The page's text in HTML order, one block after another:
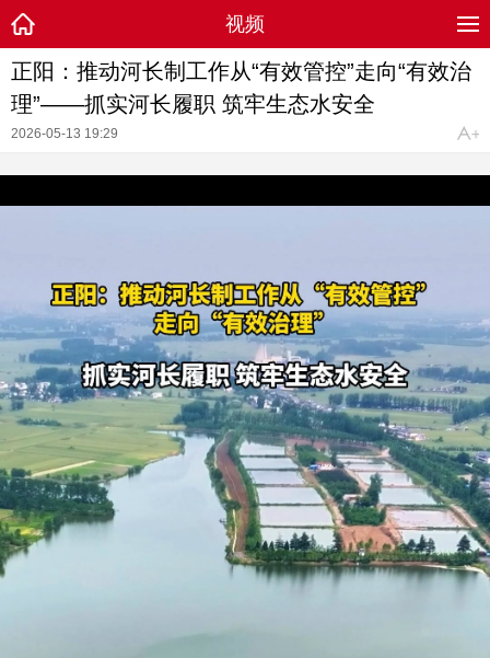
视频
正阳：推动河长制工作从“有效管控”走向“有效治
理”——抓实河长履职 筑牢生态水安全
2026-05-13 19:29
（摄制：张程皓 孙浩）
精彩推荐
为何近期台风“扎堆”来袭？气象专家解读
冲刺GDP“2万亿目标” 中部三城谁将率先撞线